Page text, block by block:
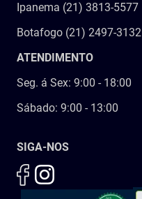
Ipanema (21) 3813-5577
Botafogo (21) 2497-3132
ATENDIMENTO
Seg. á Sex: 9:00 - 18:00
Sábado: 9:00 - 13:00
SIGA-NOS